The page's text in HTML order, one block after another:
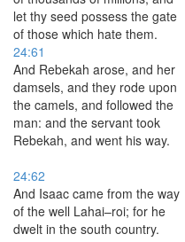
let thy seed possess the gate
of those which hate them.
24:61
And Rebekah arose, and her
damsels, and they rode upon
the camels, and followed the
man: and the servant took
Rebekah, and went his way.
24:62
And Isaac came from the way
of the well Lahai–roi; for he
dwelt in the south country.